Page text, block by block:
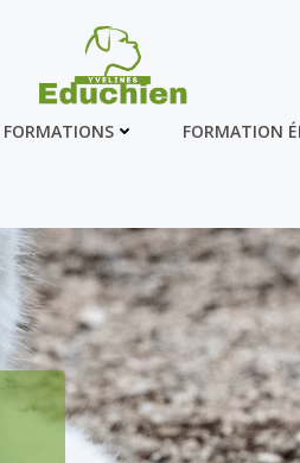
FORMATIONS FORMATION